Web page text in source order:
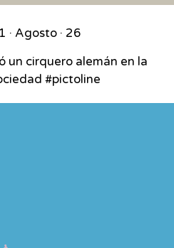
· Agosto · 26
un cirquero alemán en la
#pictoline